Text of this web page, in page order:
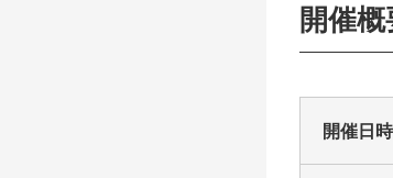
開催概
開催日時